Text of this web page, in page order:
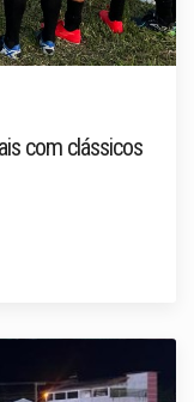
com clássicos